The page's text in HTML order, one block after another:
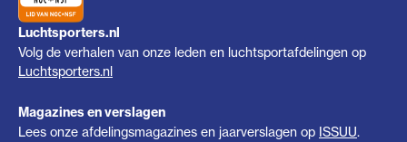
Luchtsporters.nl
Volg de verhalen van onze leden en luchtsportafdelingen op
Luchtsporters.nl
Magazines en verslagen
Lees onze afdelingsmagazines en jaarverslagen op ISSUU.